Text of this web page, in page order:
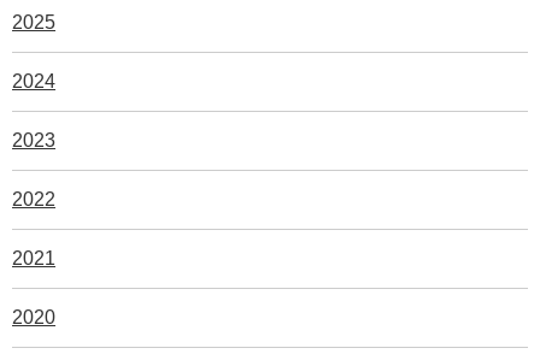
2025
2024
2023
2022
2021
2020